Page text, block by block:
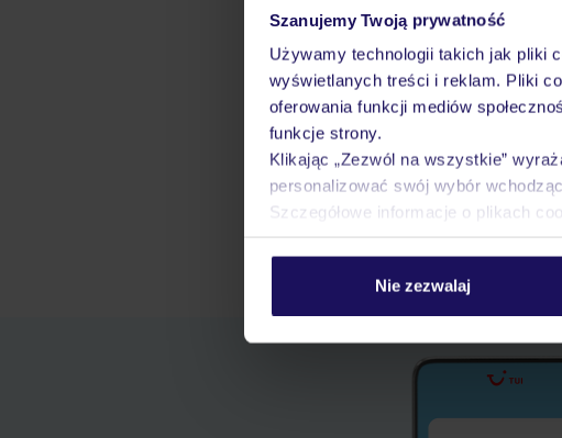
Szanujemy Twoją prywatność
Używamy technologii takich jak pliki
wyświetlanych treści i reklam. Pliki
oferowania funkcji mediów
funkcje strony.
Klikając „Zezwól na wszystkie”
personalizować swój wybór wchodząc
Szczegółowe informacje o plikach
Nie zezwalaj